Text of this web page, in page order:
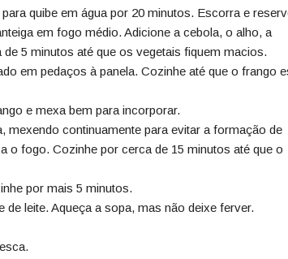
quibe em água por 20 minutos. Escorra e
em fogo médio. Adicione a cebola, o alho, a
5 minutos até que os vegetais fiquem macios.
em pedaços à panela. Cozinhe até que o frango
e mexa bem para incorporar.
mexendo continuamente para evitar a formação de
o fogo. Cozinhe por cerca de 15 minutos até que o
por mais 5 minutos.
leite. Aqueça a sopa, mas não deixe ferver.